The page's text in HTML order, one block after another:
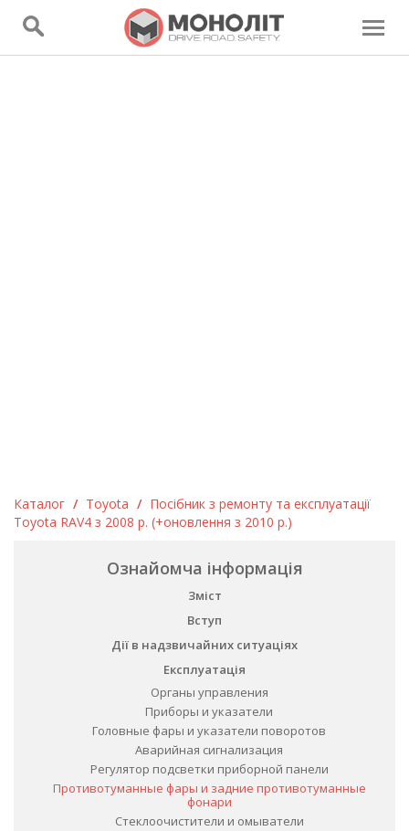
Каталог / Toyota / Посібник з ремонту та експлуатації
Toyota RAV4 з 2008 р. (+оновлення з 2010 р.)
Ознайомча інформація
Зміст
Вступ
Дії в надзвичайних ситуаціях
Експлуатація
Органы управления
Приборы и указатели
Головные фары и указатели поворотов
Аварийная сигнализация
Регулятор подсветки приборной панели
Противотуманные фары и задние противотуманные
фонари
Стеклоочистители и омыватели